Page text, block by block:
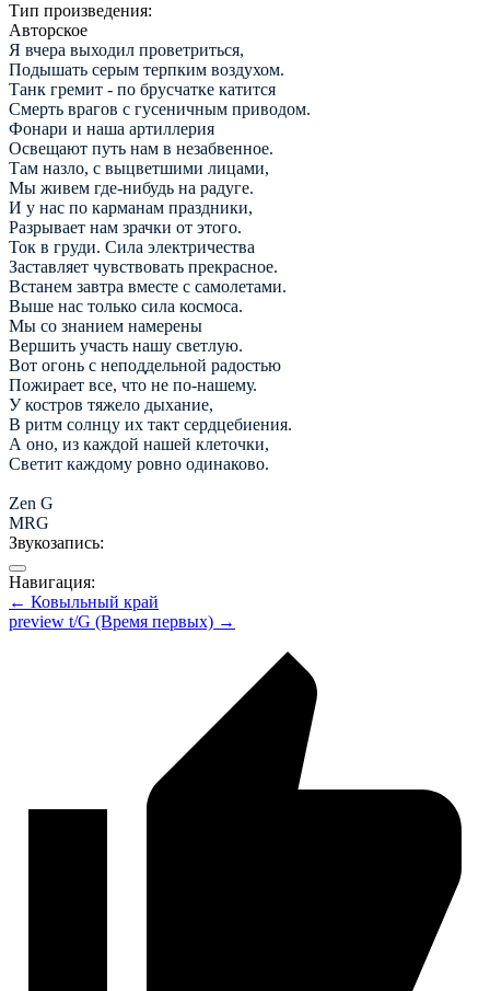
Тип произведения:
Авторское
Я вчера выходил проветриться,
Подышать серым терпким воздухом.
Танк гремит - по брусчатке катится
Смерть врагов с гусеничным приводом.
Фонари и наша артиллерия
Освещают путь нам в незабвенное.
Там назло, с выцветшими лицами,
Мы живем где-нибудь на радуге.
И у нас по карманам праздники,
Разрывает нам зрачки от этого.
Ток в груди. Сила электричества
Заставляет чувствовать прекрасное.
Встанем завтра вместе с самолетами.
Выше нас только сила космоса.
Мы со знанием намерены
Вершить участь нашу светлую.
Вот огонь с неподдельной радостью
Пожирает все, что не по-нашему.
У костров тяжело дыхание,
В ритм солнцу их такт сердцебиения.
А оно, из каждой нашей клеточки,
Светит каждому ровно одинаково.
Zen G
MRG
Звукозапись:
Навигация:
← Ковыльный край
preview t/G (Время первых) →